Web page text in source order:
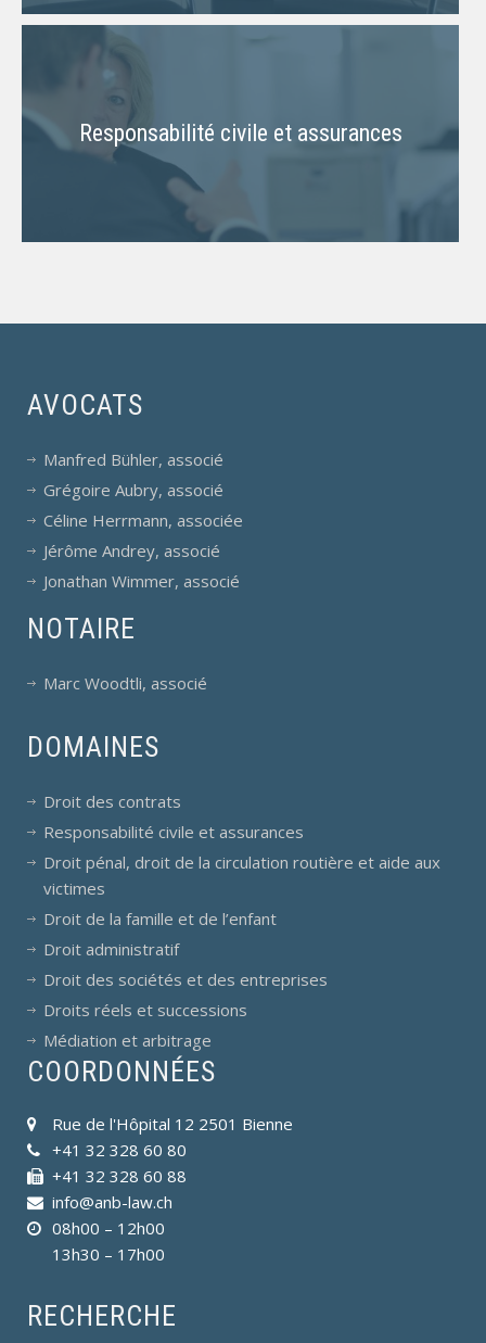
Responsabilité civile et assurances
AVOCATS
Manfred Bühler, associé
Grégoire Aubry, associé
Céline Herrmann, associée
Jérôme Andrey, associé
Jonathan Wimmer, associé
NOTAIRE
Marc Woodtli, associé
DOMAINES
Droit des contrats
Responsabilité civile et assurances
Droit pénal, droit de la circulation routière et aide aux
victimes
Droit de la famille et de l’enfant
Droit administratif
Droit des sociétés et des entreprises
Droits réels et successions
Médiation et arbitrage
COORDONNÉES
Rue de l'Hôpital 12 2501 Bienne
+41 32 328 60 80
+41 32 328 60 88
info@anb-law.ch
08h00 – 12h00
13h30 – 17h00
RECHERCHE